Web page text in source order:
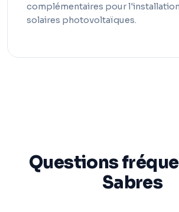
complémentaires pour
solaires photovoltaïques.
Questions
Sabres